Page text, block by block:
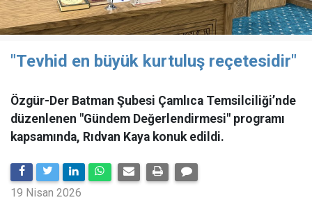
"Tevhid en büyük kurtuluş reçetesidir"
Özgür-Der Batman Şubesi Çamlıca Temsilciliği’nde
düzenlenen "Gündem Değerlendirmesi" programı
kapsamında, Rıdvan Kaya konuk edildi.
19 Nisan 2026